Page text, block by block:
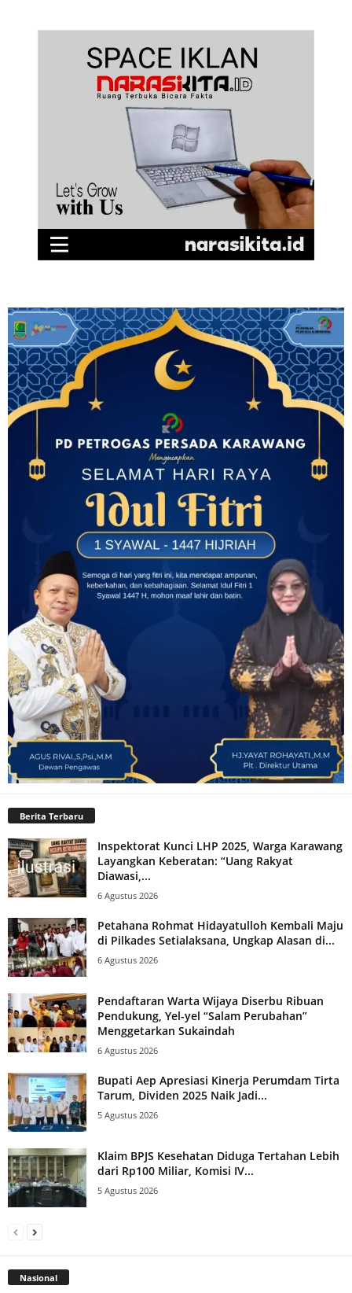
Berita Terbaru
Inspektorat Kunci LHP 2025, Warga Karawang
Layangkan Keberatan: “Uang Rakyat
Diawasi,...
6 Agustus 2026
Petahana Rohmat Hidayatulloh Kembali Maju
di Pilkades Setialaksana, Ungkap Alasan di...
6 Agustus 2026
Pendaftaran Warta Wijaya Diserbu Ribuan
Pendukung, Yel-yel “Salam Perubahan”
Menggetarkan Sukaindah
6 Agustus 2026
Bupati Aep Apresiasi Kinerja Perumdam Tirta
Tarum, Dividen 2025 Naik Jadi...
5 Agustus 2026
Klaim BPJS Kesehatan Diduga Tertahan Lebih
dari Rp100 Miliar, Komisi IV...
5 Agustus 2026
Nasional